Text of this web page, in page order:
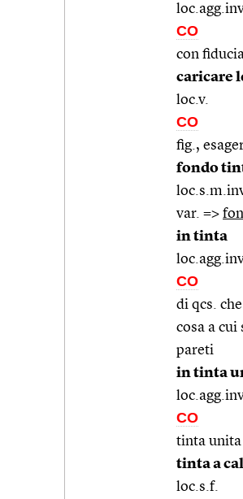
CO
con
caricare
loc.v.
CO
fig.,
fondo
var. =>
in tinta
CO
di qcs.
cosa a
pareti
in tinta
CO
tinta unita
tinta a
loc.s.f.